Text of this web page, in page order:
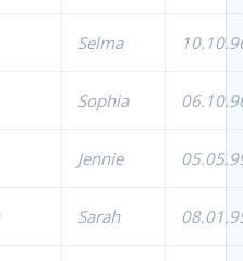
Selma
Sophia
Jennie
Sarah